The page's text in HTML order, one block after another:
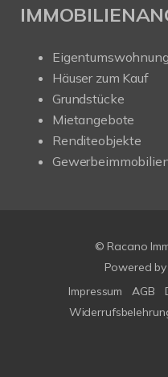
Häuser zum Kauf
Grundstücke
Mietangebote
Renditeobjekte
© Racano
Powered by
Impressum
AGB